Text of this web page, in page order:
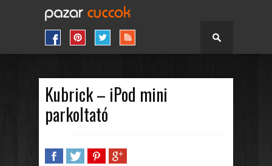
Kubrick – iPod mini
parkoltató